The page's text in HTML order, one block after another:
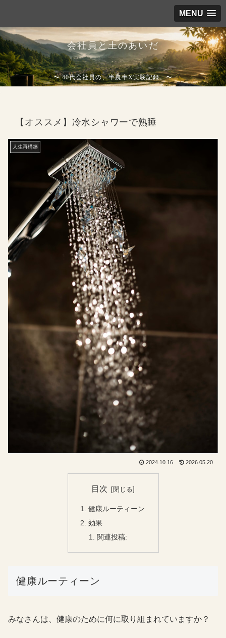
MENU
会社員と土のあいだ
〜 40代会社員の、半農半X実験記録。〜
【オススメ】冷水シャワーで熟睡
人生再構築
2024.10.16 2026.05.20
目次
健康ルーティーン
効果
関連投稿:
健康ルーティーン
みなさんは、健康のために何に取り組まれていますか？